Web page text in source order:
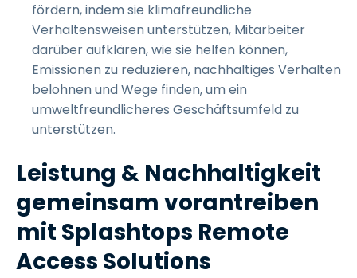
fördern, indem sie klimafreundliche
Verhaltensweisen unterstützen, Mitarbeiter
darüber aufklären, wie sie helfen können,
Emissionen zu reduzieren, nachhaltiges Verhalten
belohnen und Wege finden, um ein
umweltfreundlicheres Geschäftsumfeld zu
unterstützen.
Leistung & Nachhaltigkeit
gemeinsam vorantreiben
mit Splashtops Remote
Access Solutions